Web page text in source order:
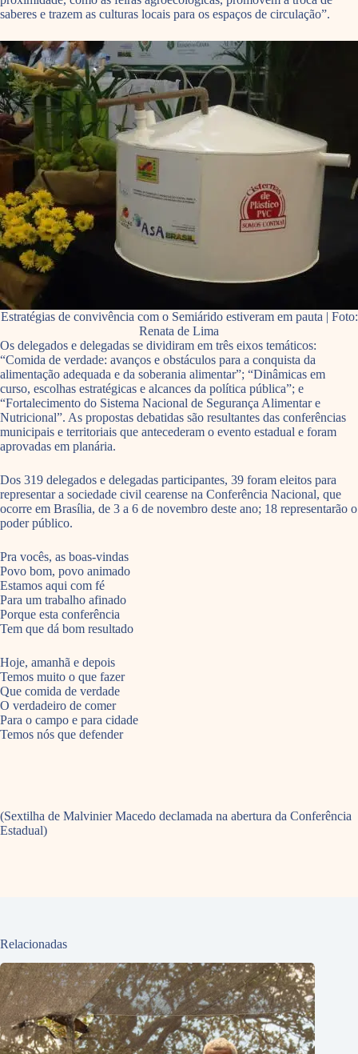
saberes e trazem as culturas locais para os espaços de circulação”.
Estratégias de convivência com o Semiárido estiveram em pauta | Foto:
Renata de Lima
Os delegados e delegadas se dividiram em três eixos temáticos:
“Comida de verdade: avanços e obstáculos para a conquista da
alimentação adequada e da soberania alimentar”; “Dinâmicas em
curso, escolhas estratégicas e alcances da política pública”; e
“Fortalecimento do Sistema Nacional de Segurança Alimentar e
Nutricional”. As propostas debatidas são resultantes das conferências
municipais e territoriais que antecederam o evento estadual e foram
aprovadas em planária.
Dos 319 delegados e delegadas participantes, 39 foram eleitos para
representar a sociedade civil cearense na Conferência Nacional, que
ocorre em Brasília, de 3 a 6 de novembro deste ano; 18 representarão o
poder público.
Pra vocês, as boas-vindas
Povo bom, povo animado
Estamos aqui com fé
Para um trabalho afinado
Porque esta conferência
Tem que dá bom resultado
Hoje, amanhã e depois
Temos muito o que fazer
Que comida de verdade
O verdadeiro de comer
Para o campo e para cidade
Temos nós que defender
(Sextilha de Malvinier Macedo declamada na abertura da Conferência
Estadual)
Relacionadas